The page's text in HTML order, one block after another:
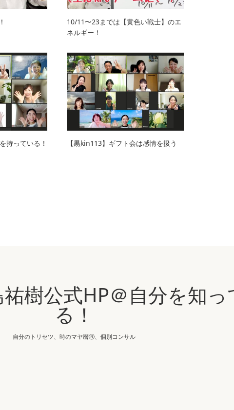
10/11〜23までは【黄色い戦士】のエ
ネルギー！
持っている！ 【黒kin113】ギフト会は感情を扱う
祐樹公式HP＠自分を知
る！
自分のトリセツ、時のマヤ暦Ⓡ、個別コンサル